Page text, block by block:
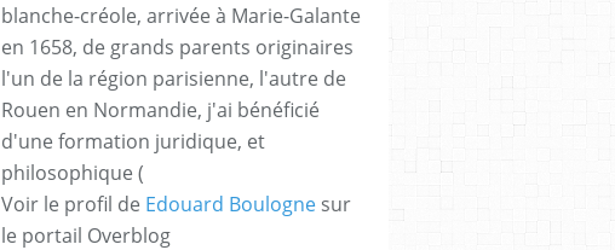
blanche-créole, arrivée à Marie-Galante
en 1658, de grands parents originaires
l'un de la région parisienne, l'autre de
Rouen en Normandie, j'ai bénéficié
d'une formation juridique, et
philosophique (
Voir le profil de Edouard Boulogne sur
le portail Overblog